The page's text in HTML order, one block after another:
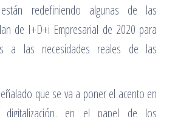
redefiniendo algunas de las
de I+D+i Empresarial de 2020 para
a las necesidades reales de las
que se va a poner el acento en
en el papel de los